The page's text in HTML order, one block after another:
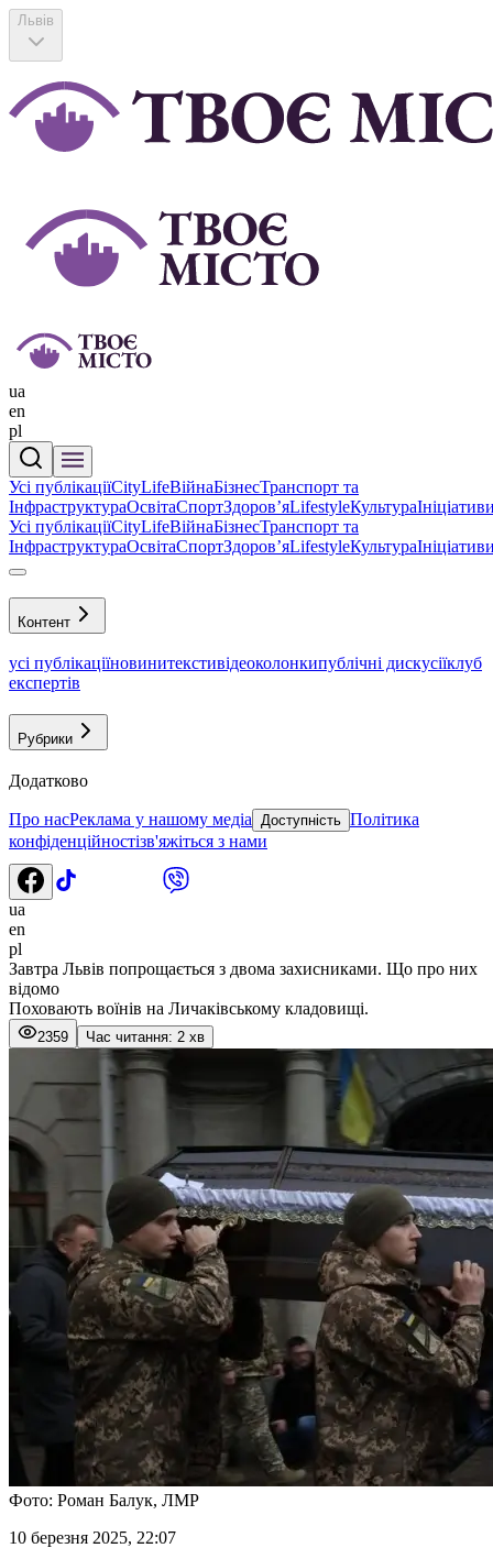
Львів
ua
en
pl
Усі публікаціїCityLifeВійнаБізнесТранспорт та
ІнфраструктураОсвітаСпортЗдоровʼяLifestyleКультура
Усі публікаціїCityLifeВійнаБізнесТранспорт та
ІнфраструктураОсвітаСпортЗдоровʼяLifestyleКультура
Контент
усі публікаціїновинитекстивідеоколонкипублічні дискусіїклуб
експертів
Рубрики
Додатково
Про насРеклама у нашому медіа Доступність Політика
конфіденційностізв'яжіться з нами
ua
en
pl
Завтра Львів попрощається з двома захисниками. Що про них
відомо
Поховають воїнів на Личаківському кладовищі.
2359 Час читання: 2 хв
Фото: Роман Балук, ЛМР
10 березня 2025, 22:07